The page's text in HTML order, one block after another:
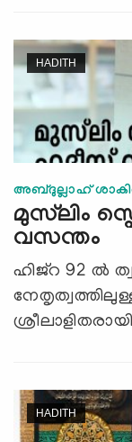
HADITH
അബ്ദുല്ലാഹ്
മുസ്‌ലിം
വസന്തം
ഹിജ്‌റ 92 ൽ
HADITH